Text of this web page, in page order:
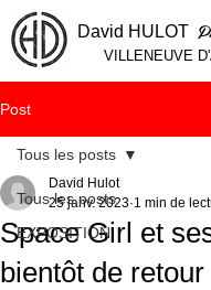
David HULOT
VILLENEUVE
Post
Tous les posts
EXPOSITION
Tous les posts
Space Girl et
bientôt de retour
David Hulot
25 janv. 2023 1 min de